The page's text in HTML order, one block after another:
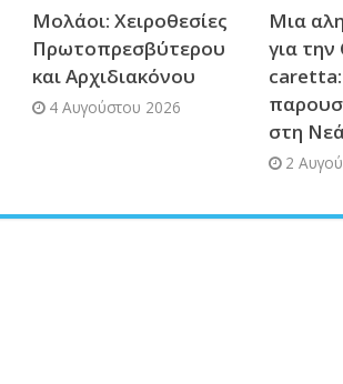
Μολάοι: Χειροθεσίες
Πρωτοπρεσβύτερου
και Αρχιδιακόνου
4 Αυγούστου 2026
Μια
για
στη
2